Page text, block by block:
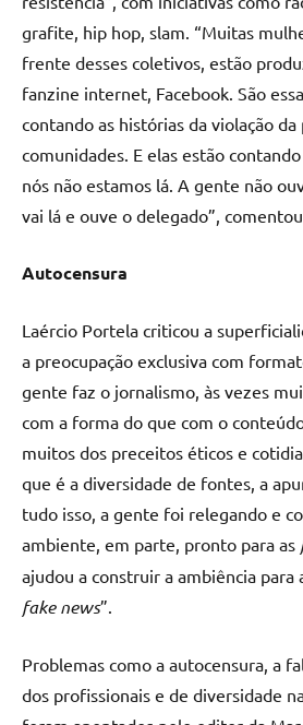
grafite, hip hop, slam. “Muitas
frente desses coletivos, estão
fanzine internet, Facebook. São
contando as histórias da violação da
comunidades. E elas estão
nós não estamos lá. A gente não
vai lá e ouve o delegado”, comentou.
Autocensura
Laércio Portela criticou a
a preocupação exclusiva com
gente faz o jornalismo, às vezes
com a forma do que com o
muitos dos preceitos éticos e
que é a diversidade de fontes, a
tudo isso, a gente foi relegando e
ambiente, em parte, pronto para as
ajudou a construir a ambiência para
fake news”.
Problemas como a autocensura, a
dos profissionais e de diversidade